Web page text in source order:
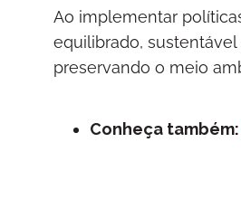
Ao implementar
equilibrado,
preservando o meio
Conheça também: